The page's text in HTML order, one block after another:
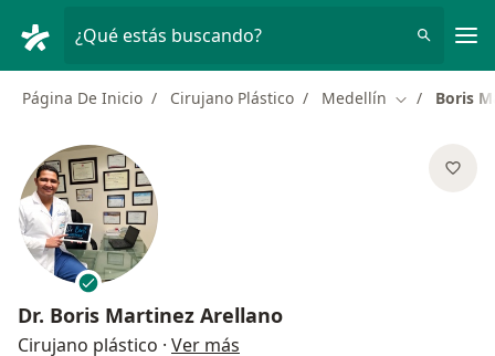
¿Qué estás buscando?
Página De Inicio Cirujano Plástico Medellín Cambiar de
Boris
Dr. Boris Martinez Arellano
Cirujano plástico · Ver más